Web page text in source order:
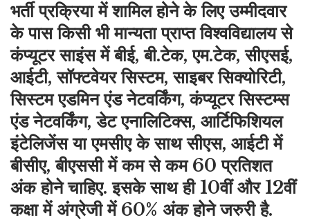
भर्ती प्रक्रिया में शामिल होने के लिए उम्मीदवार
के पास किसी भी मान्यता प्राप्त विश्वविद्यालय से
कंप्यूटर साइंस में बीई, बी.टेक, एम.टेक, सीएसई,
आईटी, सॉफ्टवेयर सिस्टम, साइबर सिक्योरिटी,
सिस्टम एडमिन एंड नेटवर्किंग, कंप्यूटर सिस्टम्स
एंड नेटवर्किंग, डेट एनालिटिक्स, आर्टिफिशियल
इंटेलिजेंस या एमसीए के साथ सीएस, आईटी में
बीसीए, बीएससी में कम से कम 60 प्रतिशत
अंक होने चाहिए. इसके साथ ही 10वीं और 12वीं
कक्षा में अंग्रेजी में 60% अंक होने जरुरी है.